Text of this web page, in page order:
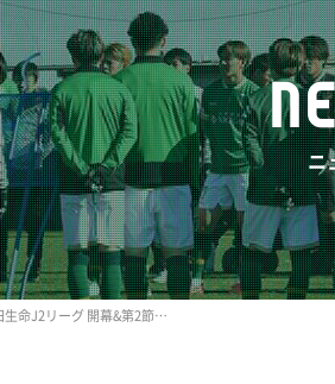
ニ
2017明治安田生命J2リーグ 開幕&第2節カード決定